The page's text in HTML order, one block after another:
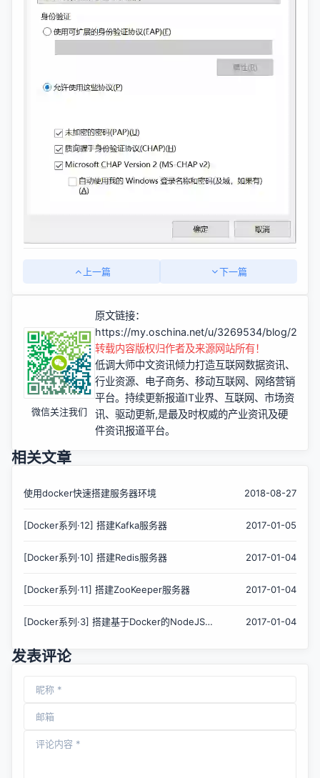
上一篇 下一篇
微信关注我们
原文链接：
https://my.oschina.net/u/3269534/blog/
转载内容版权归作者及来源网站所有！
低调大师中文资讯倾力打造互联网数据资讯、
行业资源、电子商务、移动互联网、网络营销
平台。持续更新报道IT业界、互联网、市场资
讯、驱动更新,是最及时权威的产业资讯及硬
件资讯报道平台。
相关文章
使用docker快速搭建服务器环境 2018-08-27
[Docker系列·12] 搭建Kafka服务器 2017-01-05
[Docker系列·10] 搭建Redis服务器 2017-01-04
[Docker系列·11] 搭建ZooKeeper服务器 2017-01-04
[Docker系列·3] 搭建基于Docker的NodeJS服
2017-01-04
发表评论